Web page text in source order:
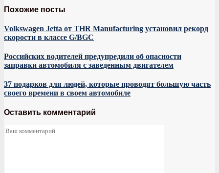
Похожие посты
Volkswagen Jetta от THR Manufacturing установил рекорд
скорости в классе G/BGC
Российских водителей предупредили об опасности
заправки автомобиля с заведенным двигателем
37 подарков для людей, которые проводят большую часть
своего времени в своем автомобиле
Оставить комментарий